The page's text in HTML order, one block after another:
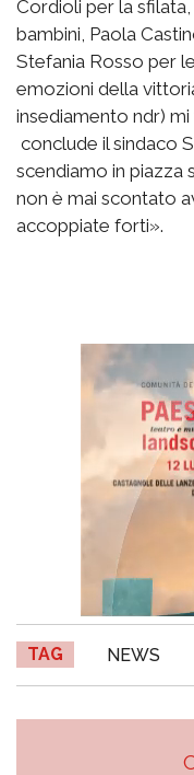
Cordioli per la
bambini, Paola
Stefania Rosso per
emozioni della
insediamento ndr) mi
conclude il sindaco
scendiamo in piazza
non è mai scontato
accoppiate forti».
TAG NEWS